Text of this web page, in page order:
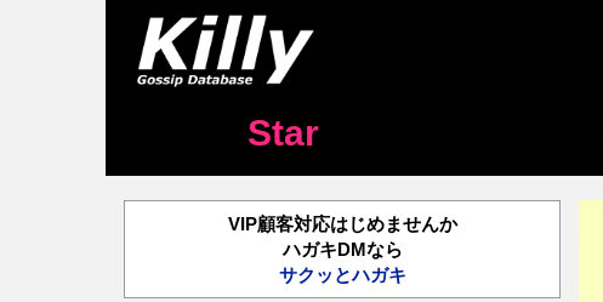
Star
VIP顧客対応はじめませんか
ハガキDMなら
サクッとハガキ